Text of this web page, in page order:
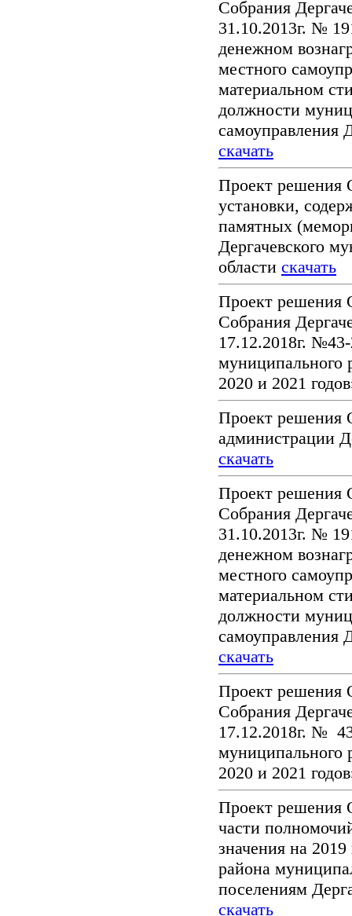
Собрания
31.10.2013г. №
денежном
местного
материальном
должности
самоуправления
скачать
Проект решения
установки,
памятных
Дергачевского
области скачать
Проект решения
Собрания
17.12.2018г.
муниципального
2020 и 2021
Проект решения
администрации
скачать
Проект решения
Собрания
31.10.2013г. №
денежном
местного
материальном
должности
самоуправления
скачать
Проект решения
Собрания
17.12.2018г. №
муниципального
2020 и 2021
Проект решения
части
значения на
района
поселениям
скачать